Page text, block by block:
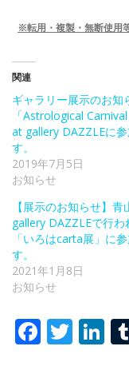
※転用・複製・無断使用
関連
ギャラリー展示のお知
「Astrological
at gallery DAZZLEに参
す。
2019年7月5日
お知らせ
【展示のお知らせ】青
gallery DAZZLEで行わ
「いろはcarta展」に
す。
2021年1月8日
お知らせ